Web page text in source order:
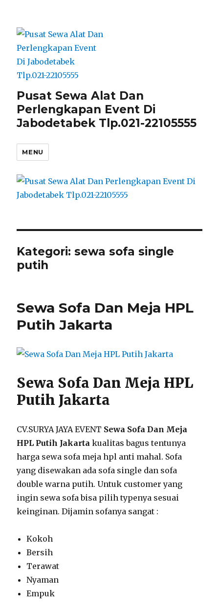
Pusat Sewa Alat Dan
Perlengkapan Event Di
Jabodetabek Tlp.021-22105555
MENU
Kategori:sewa sofa single
putih
Sewa Sofa Dan Meja HPL
Putih Jakarta
Sewa Sofa Dan Meja HPL
Putih Jakarta
CV.SURYA JAYA EVENT Sewa Sofa Dan Meja
HPL Putih Jakarta kualitas bagus tentunya
harga sewa sofa meja hpl anti mahal. Sofa
yang disewakan ada sofa single dan sofa
double warna putih. Untuk customer yang
ingin sewa sofa bisa pilih typenya sesuai
keinginan. Dijamin sofanya sangat :
Kokoh
Bersih
Terawat
Nyaman
Empuk